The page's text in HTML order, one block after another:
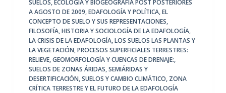
SUELOS,ECOLOGÍA Y BIOGEOGRAFÍA POST POSTERIORES
A AGOSTO DE 2009,EDAFOLOGÍA Y POLÍTICA,EL
CONCEPTO DE SUELO Y SUS REPRESENTACIONES,
FILOSOFÍA, HISTORIA Y SOCIOLOGÍA DE LA EDAFOLOGÍA,
LA CRISIS DE LA EDAFOLOGÍA,LOS SUELOS LAS PLANTAS Y
LA VEGETACIÓN,PROCESOS SUPERFICIALES TERRESTRES:
RELIEVE, GEOMORFOLOGÍA Y CUENCAS DE DRENAJE:,
SUELOS DE ZONAS ÁRIDAS, SEMIÁRIDAS Y
DESERTIFICACIÓN,SUELOS Y CAMBIO CLIMÁTICO, ZONA
CRÍTICA TERRESTRE Y EL FUTURO DE LA EDAFOLOGÍA